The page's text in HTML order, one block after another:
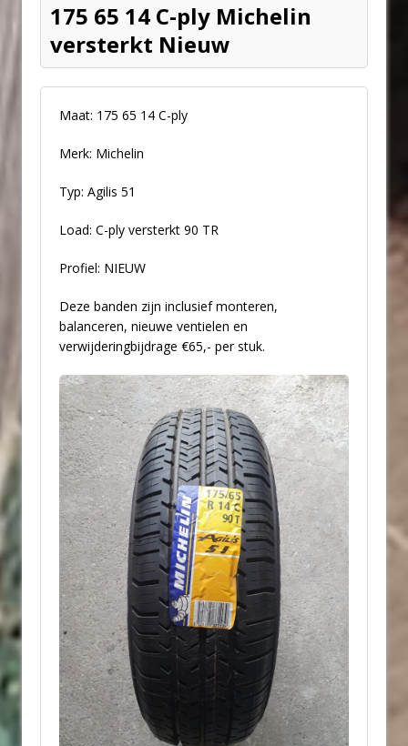
175 65 14 C-ply Michelin
versterkt Nieuw
Maat: 175 65 14 C-ply
Merk: Michelin
Typ: Agilis 51
Load: C-ply versterkt 90 TR
Profiel: NIEUW
Deze banden zijn inclusief monteren,
balanceren, nieuwe ventielen en
verwijderingbijdrage €65,- per stuk.